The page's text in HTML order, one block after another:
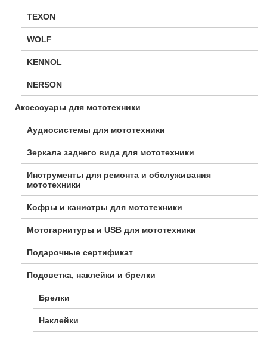
TEXON
WOLF
KENNOL
NERSON
Аксессуары для мототехники
Аудиосистемы для мототехники
Зеркала заднего вида для мототехники
Инструменты для ремонта и обслуживания
мототехники
Кофры и канистры для мототехники
Мотогарнитуры и USB для мототехники
Подарочные сертификат
Подсветка, наклейки и брелки
Брелки
Наклейки